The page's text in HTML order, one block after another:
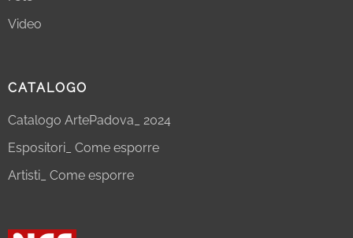
Video
CATALOGO
Catalogo ArtePadova_ 2024
Espositori_ Come esporre
Artisti_ Come esporre